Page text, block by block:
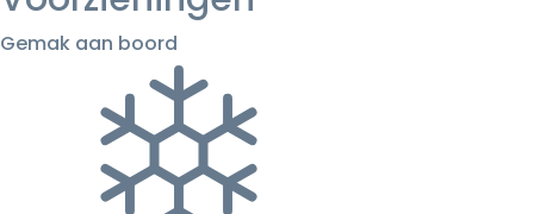
Gemak aan boord